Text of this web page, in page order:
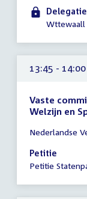
13:45Wttewaall
13:45 -
Vaste
Welzijn en
vergadering
13:45
-
uur
Nederlandse
Petitie
Petitie